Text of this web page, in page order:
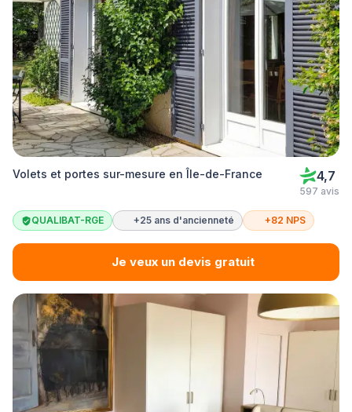
Volets et portes sur-mesure en Île-de-France 4,7
597 avis
QUALIBAT-RGE +25 ans d'ancienneté +82 NPS
Je veux un devis gratuit